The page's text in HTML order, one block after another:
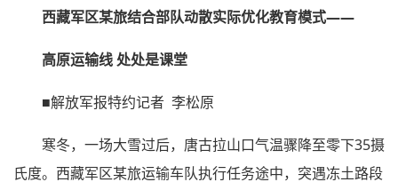
西藏军区某旅结合部队动散实际优化教育模式——
高原运输线 处处是课堂
■解放军报特约记者 李松原
寒冬，一场大雪过后，唐古拉山口气温骤降至零下35摄
氏度。西藏军区某旅运输车队执行任务途中，突遇冻土路段